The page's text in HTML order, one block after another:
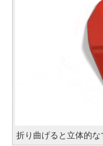
折り曲げると立体的